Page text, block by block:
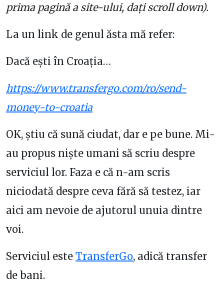
prima pagină a site-ului, dați scroll down).
La un link de genul ăsta mă refer:
Dacă ești în Croația…
https://www.transfergo.com/ro/send-
money-to-croatia
OK, știu că sună ciudat, dar e pe bune. Mi-
au propus niște umani să scriu despre
serviciul lor. Faza e că n-am scris
niciodată despre ceva fără să testez, iar
aici am nevoie de ajutorul unuia dintre
voi.
Serviciul este TransferGo, adică transfer
de bani.